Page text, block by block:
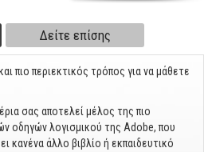
Δείτε επίσης
πιο περιεκτικός τρόπος για να μάθετε
σας αποτελεί μέλος της πιο
οδηγών λογισμικού της Adobe, που
κανένα άλλο βιβλίο ή εκπαιδευτικό